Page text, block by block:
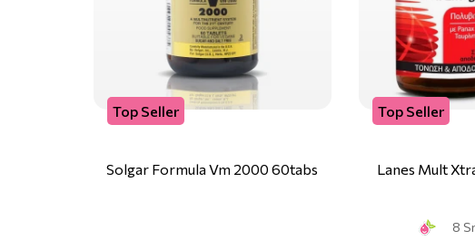
Top Seller
Solgar Formula Vm 2000 60tabs
Top Seller
Lanes Mult
8